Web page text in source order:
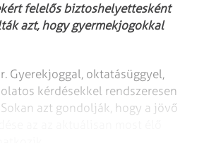
felelős biztoshelyettesként
azt, hogy gyermekjogokkal
Gyerekjoggal, oktatás­üggyel,
kérdésekkel rendszeresen
azt gondolják, hogy a jövő